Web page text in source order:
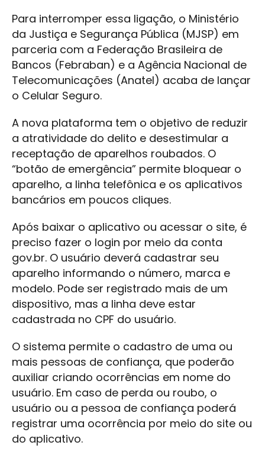
Para interromper essa ligação, o Ministério
da Justiça e Segurança Pública (MJSP) em
parceria com a Federação Brasileira de
Bancos (Febraban) e a Agência Nacional de
Telecomunicações (Anatel) acaba de lançar
o Celular Seguro.
A nova plataforma tem o objetivo de reduzir
a atratividade do delito e desestimular a
receptação de aparelhos roubados. O
“botão de emergência” permite bloquear o
aparelho, a linha telefônica e os aplicativos
bancários em poucos cliques.
Após baixar o aplicativo ou acessar o site, é
preciso fazer o login por meio da conta
gov.br. O usuário deverá cadastrar seu
aparelho informando o número, marca e
modelo. Pode ser registrado mais de um
dispositivo, mas a linha deve estar
cadastrada no CPF do usuário.
O sistema permite o cadastro de uma ou
mais pessoas de confiança, que poderão
auxiliar criando ocorrências em nome do
usuário. Em caso de perda ou roubo, o
usuário ou a pessoa de confiança poderá
registrar uma ocorrência por meio do site ou
do aplicativo.